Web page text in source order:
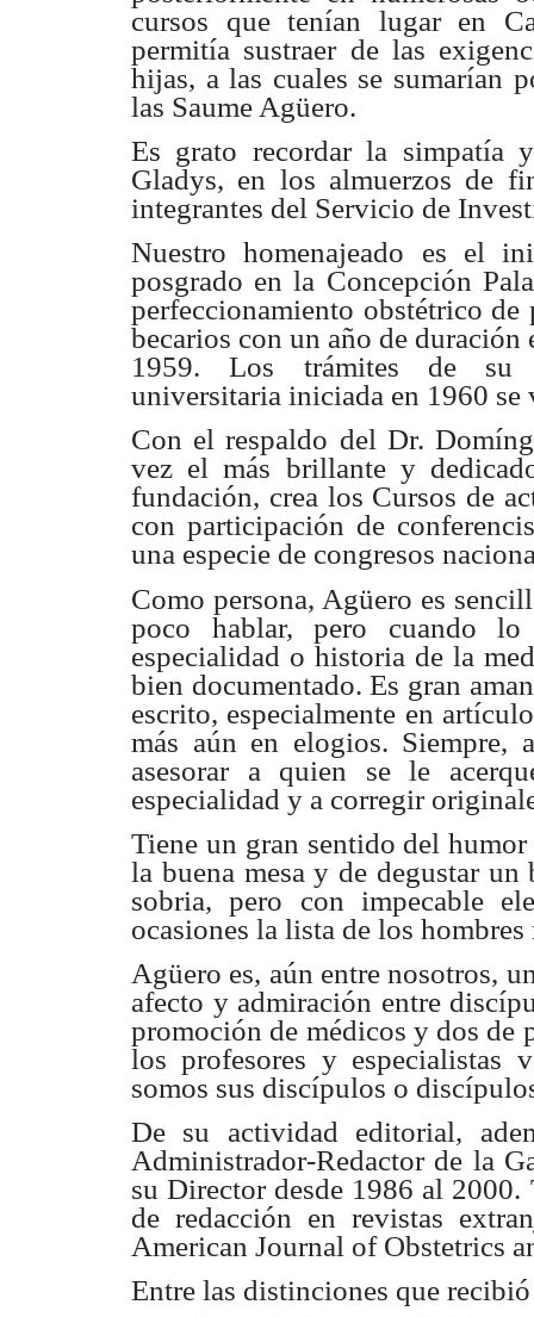
cursos que tenían lugar en
permitía sustraer de las
hijas, a las cuales se sumarían
las Saume Agüero.
Es grato recordar la simpatía
Gladys, en los almuerzos de
integrantes del Servicio de
Nuestro homenajeado es el
posgrado en la Concepción
perfeccionamiento obstétrico
becarios con un año de
1959. Los trámites de su
universitaria iniciada en 1960 se
Con el respaldo del Dr.
vez el más brillante y
fundación, crea los Cursos de
con participación de
una especie de congresos
Como persona, Agüero es
poco hablar, pero cuando
especialidad o historia de la
bien documentado. Es gran
escrito, especialmente en
más aún en elogios. Siempre,
asesorar a quien se le
especialidad y a corregir
Tiene un gran sentido del
la buena mesa y de degustar
sobria, pero con impecable
ocasiones la lista de los
Agüero es, aún entre nosotros,
afecto y admiración entre
promoción de médicos y dos de
los profesores y especialistas
somos sus discípulos o
De su actividad editorial,
Administrador-Redactor de la
su Director desde 1986 al
de redacción en revistas
American Journal of Obstetrics
Entre las distinciones que